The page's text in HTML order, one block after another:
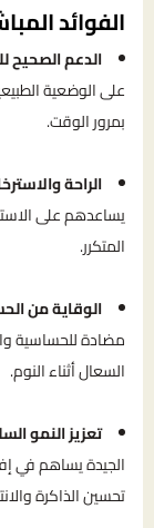
الفوائد
الدعم الصحيح
على الوضعية
بمرور الوقت.
الراحة
يساعدهم على
المتكرر.
الوقاية من
مضادة للحساسية
السعال أثناء النوم.
تعزيز النمو
الجيدة يساهم في
تحسين الذاكرة